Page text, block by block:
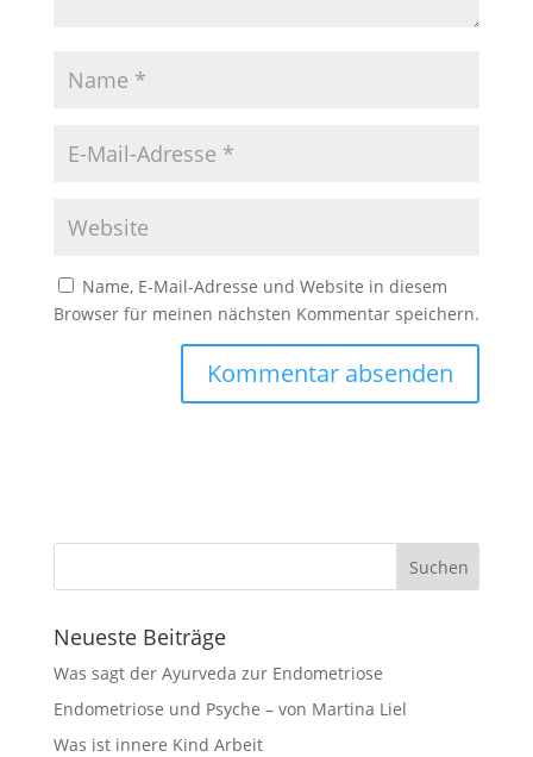
Name, E-Mail-Adresse und Website in diesem
Browser für meinen nächsten Kommentar speichern.
Neueste Beiträge
Was sagt der Ayurveda zur Endometriose
Endometriose und Psyche – von Martina Liel
Was ist innere Kind Arbeit